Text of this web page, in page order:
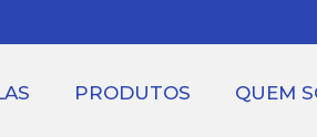
PRODUTOS QUEM